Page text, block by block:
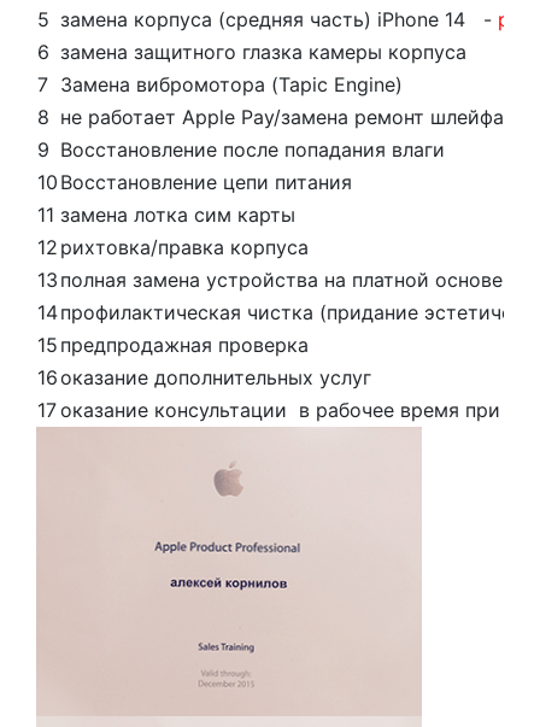
5 замена корпуса (средняя часть) iPhone 14 -
6 замена защитного глазка камеры корпуса
7 Замена вибромотора (Tapic Engine)
8 не работает Apple Pay/замена ремонт шлейфа
9 Восстановление после попадания влаги
10 Восстановление цепи питания
11 замена лотка сим карты
12 рихтовка/правка корпуса
13 полная замена устройства на платной основе
14профилактическая чистка (придание
15 предпродажная проверка
16оказание дополнительных услуг
17оказание консультации в рабочее время при